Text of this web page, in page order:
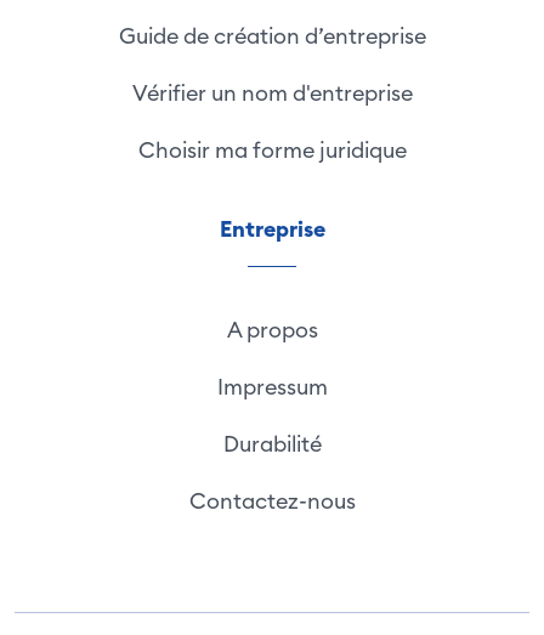
Guide de création d’entreprise
Vérifier un nom d'entreprise
Choisir ma forme juridique
Entreprise
A propos
Impressum
Durabilité
Contactez-nous